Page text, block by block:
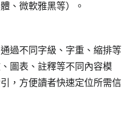
、微軟雅黑等）。
過不同字級、字重、縮排等
圖表、註釋等不同內容模
，方便讀者快速定位所需信